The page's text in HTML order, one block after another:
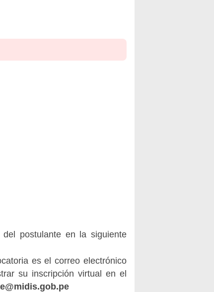
postulante en la siguiente
es el correo electrónico
su inscripción virtual en el